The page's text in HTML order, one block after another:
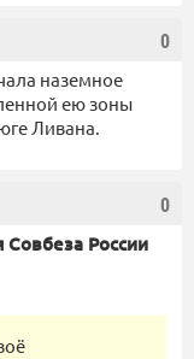
0
наземное
ею зоны
Ливана.
0
Совбеза России